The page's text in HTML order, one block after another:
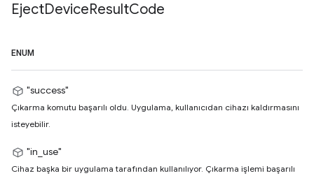
EjectDeviceResultCode
ENUM
"success"
Çıkarma komutu başarılı oldu. Uygulama, kullanıcıdan cihazı kaldırmasını
isteyebilir.
"in_use"
Cihaz başka bir uygulama tarafından kullanılıyor. Çıkarma işlemi başarılı